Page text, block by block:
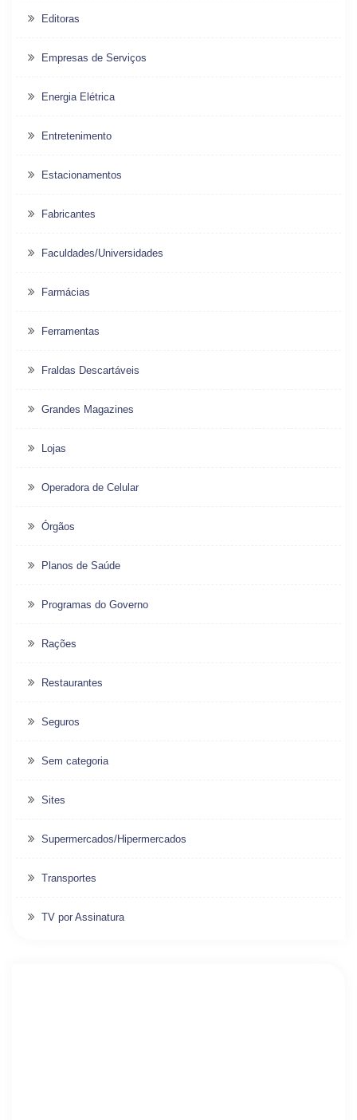
Editoras
Empresas de Serviços
Energia Elétrica
Entretenimento
Estacionamentos
Fabricantes
Faculdades/Universidades
Farmácias
Ferramentas
Fraldas Descartáveis
Grandes Magazines
Lojas
Operadora de Celular
Órgãos
Planos de Saúde
Programas do Governo
Rações
Restaurantes
Seguros
Sem categoria
Sites
Supermercados/Hipermercados
Transportes
TV por Assinatura